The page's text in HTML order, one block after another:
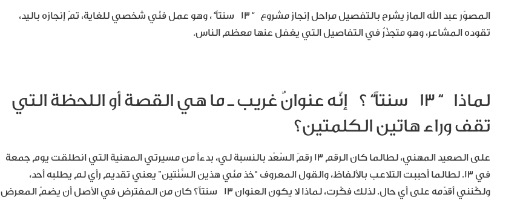
المصوّر عبد الله الماز يشرح بالتفصيل مراحل إنجاز مشروع“ ١٣ سنتاً“، وهو عمل فنّي شخصي للغاية، تمّ إنجازه باليد،
تقوده المشاعر، وهو متجذّرٌ في التفاصيل التي يغفل عنها معظم الناس.
لماذا“١٣ سنتاً“؟
إنّه عنوانٌ غريب ـ ما هي القصة أو اللحظة التي
تقف وراء هاتين الكلمتين؟
على الصعيد المهني، لطالما كان الرقم ١٣ رقمَ السّعْد بالنسبة لي، بدءاً من مسيرتي المهنية التي انطلقت يوم جمعة
في ١٣. لطالما أحببت التلاعب بالألفاظ، والقول المعروف “خذ منّي هذين السَّنْتين” يعني تقديم رأي لم يطلبه أحد،
ولكّنني أقدّمه على أي حال. لذلك فكّرت، لماذا لا يكون العنوان ١٣
سنتاً؟ كان من المفترض في الأصل أن يضمّ المعرض